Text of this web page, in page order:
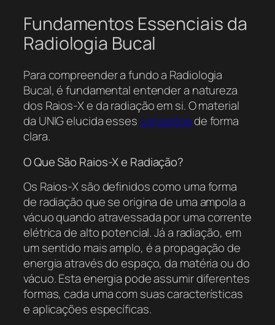
Fundamentos Essenciais da
Radiologia Bucal
Para compreender a fundo a Radiologia
Bucal, é fundamental entender a natureza
dos Raios-X e da radiação em si. O material
da UNIG elucida essesconceitosde forma
clara.
O Que São Raios-X e Radiação?
Os Raios-X são definidos como uma forma
de radiação que se origina de uma ampola a
vácuo quando atravessada por uma corrente
elétrica de alto potencial. Já a radiação, em
um sentido mais amplo, é a propagação de
energia através do espaço, da matéria ou do
vácuo. Esta energia pode assumir diferentes
formas, cada uma com suas características
e aplicações específicas.